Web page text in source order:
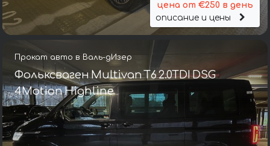
цена от €250 в день
описание и цены
Прокат авто в Валь-дИзер
Фольксваген Multivan T6 2.0TDI DSG
4Motion Highline